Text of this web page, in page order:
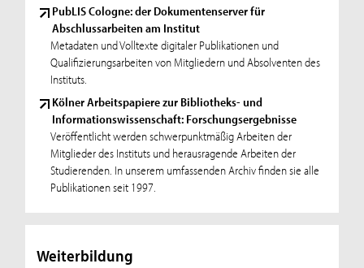
PubLIS Cologne: der Dokumentenserver für
Abschlussarbeiten am Institut
Metadaten und Volltexte digitaler Publikationen und
Qualifizierungsarbeiten von Mitgliedern und Absolventen des
Instituts.
Kölner Arbeitspapiere zur Bibliotheks- und
Informationswissenschaft: Forschungsergebnisse
Veröffentlicht werden schwerpunktmäßig Arbeiten der
Mitglieder des Instituts und herausragende Arbeiten der
Studierenden. In unserem umfassenden Archiv finden sie alle
Publikationen seit 1997.
Weiterbildung